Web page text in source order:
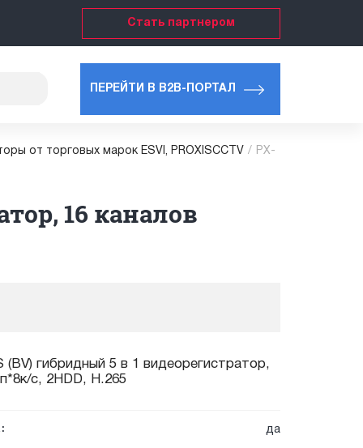
Стать партнером
ПЕРЕЙТИ В B2B-ПОРТАЛ
от торговых марок ESVI, PROXISCCTV /
PX-
16 каналов
(BV) гибридный 5 в 1 видеорегистратор,
с, 2HDD, H.265
да